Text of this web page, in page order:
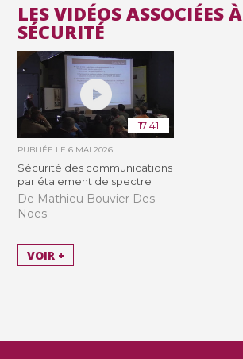
LES VIDÉOS ASSOCIÉES À
SÉCURITÉ
17:41
PUBLIÉE LE6 MAI 2026
Sécurité des communications
par étalement de spectre
De Mathieu Bouvier Des
Noes
VOIR +